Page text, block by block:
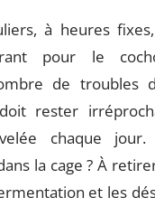
à heures
pour le
de troubles
rester
chaque
la cage ? À
et les